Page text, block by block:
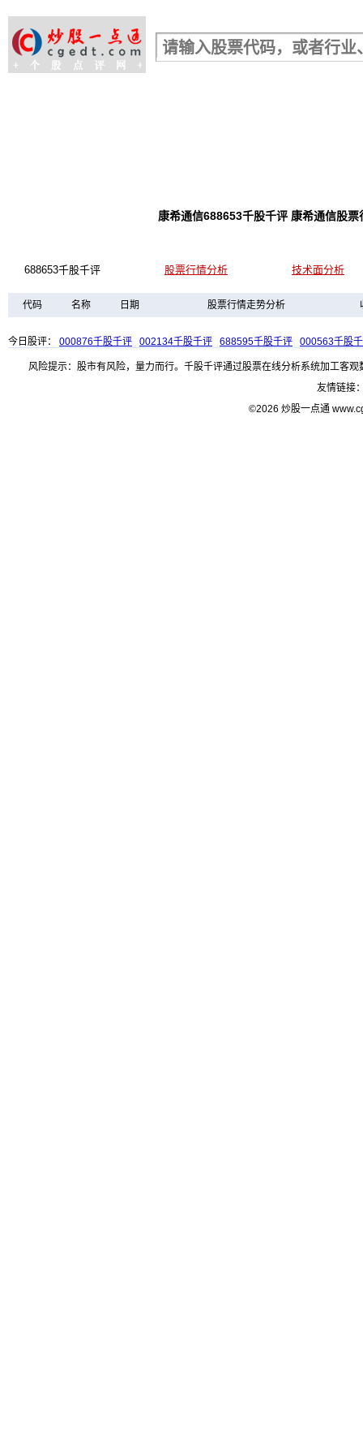
康希通信688653千股千评 康希通信股
688653千股千评 股票行情分析 技术面分析
代码 名称 日期 股票行情走势分析
今日股评： 000876千股千评 002134千股千评 688595千股千评 000563千股
风险提示：股市有风险，量力而行。千股千评通过股票在线分析系统加工客
友情链接
©2026 炒股一点通